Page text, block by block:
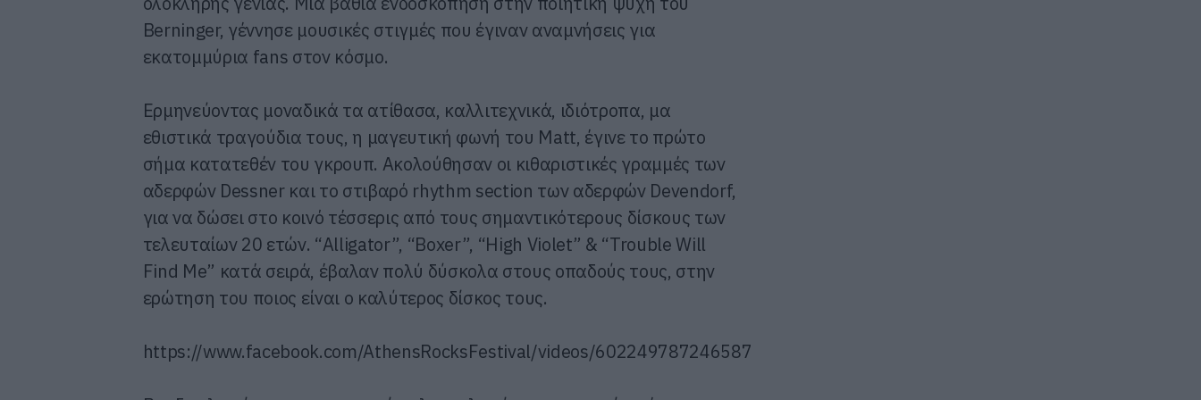
Berninger, γέννησε μουσικές στιγμές που έγιναν αναμνήσεις για
εκατομμύρια fans στον κόσμο.
Ερμηνεύοντας μοναδικά τα ατίθασα, καλλιτεχνικά, ιδιότροπα, μα
εθιστικά τραγούδια τους, η μαγευτική φωνή του Matt, έγινε το πρώτο
σήμα κατατεθέν του γκρουπ. Ακολούθησαν οι κιθαριστικές γραμμές των
αδερφών Dessner και το στιβαρό rhythm section των αδερφών Devendorf,
για να δώσει στο κοινό τέσσερις από τους σημαντικότερους δίσκους των
τελευταίων 20 ετών. “Alligator”, “Boxer”, “High Violet” & “Trouble Will
Find Me” κατά σειρά, έβαλαν πολύ δύσκολα στους οπαδούς τους, στην
ερώτηση του ποιος είναι ο καλύτερος δίσκος τους.
https://www.facebook.com/AthensRocksFestival/videos/602249787246587